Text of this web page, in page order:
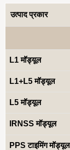
उत्पाद प्रकार
L1 मॉड्यूल
L1+L5 मॉड्यूल
L5 मॉड्यूल
IRNSS मॉड्यूल
PPS टाइमिंग मॉड्यूल